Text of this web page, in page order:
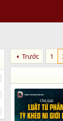
Trước 1